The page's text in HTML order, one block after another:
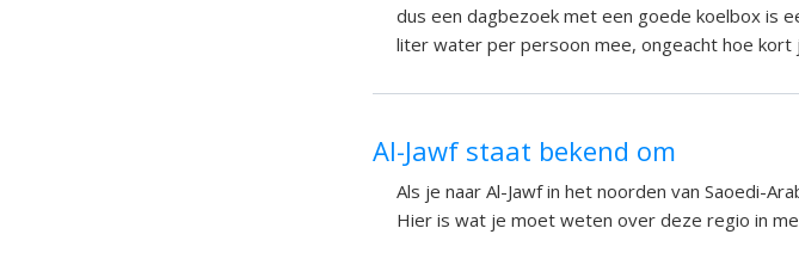
dus een dagbezoek met een goede koelbox is
liter water per persoon mee, ongeacht hoe kort
Al-Jawf staat bekend om
Als je naar Al-Jawf in het noorden van Saoedi-
Hier is wat je moet weten over deze regio in